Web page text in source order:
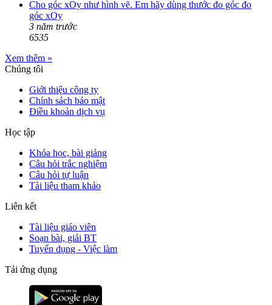
Cho góc xOy như hình vẽ. Em hãy dùng thước đo góc đo
góc xOy
3 năm trước
6535
Xem thêm »
Chúng tôi
Giới thiệu công ty
Chính sách bảo mật
Điều khoản dịch vụ
Học tập
Khóa học, bài giảng
Câu hỏi trắc nghiệm
Câu hỏi tự luận
Tài liệu tham khảo
Liên kết
Tài liệu giáo viên
Soạn bài, giải BT
Tuyển dụng - Việc làm
Tải ứng dụng